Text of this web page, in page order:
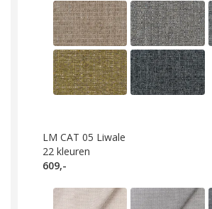
LM CAT 05 Liwale
22 kleuren
609,-